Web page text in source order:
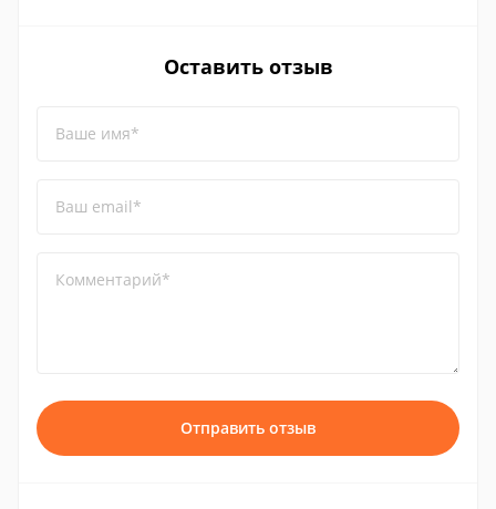
Оставить отзыв
Ваше имя*
Ваш email*
Комментарий*
Отправить отзыв